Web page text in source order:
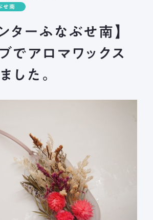
ター
育園
募集要項
軽にご連絡ください。
人本部 TEL ： 058-244-0027
付時間 ： 平日 9:00 ~ 17:00
せ南
ターふなぶせ南】
でアロマワックス
した。